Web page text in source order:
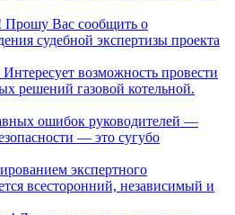
Прошу Вас сообщить о
судебной экспертизы проекта
возможность провести
решений газовой котельной.
ошибок руководителей —
— это сугубо
экспертного
всесторонний, независимый и